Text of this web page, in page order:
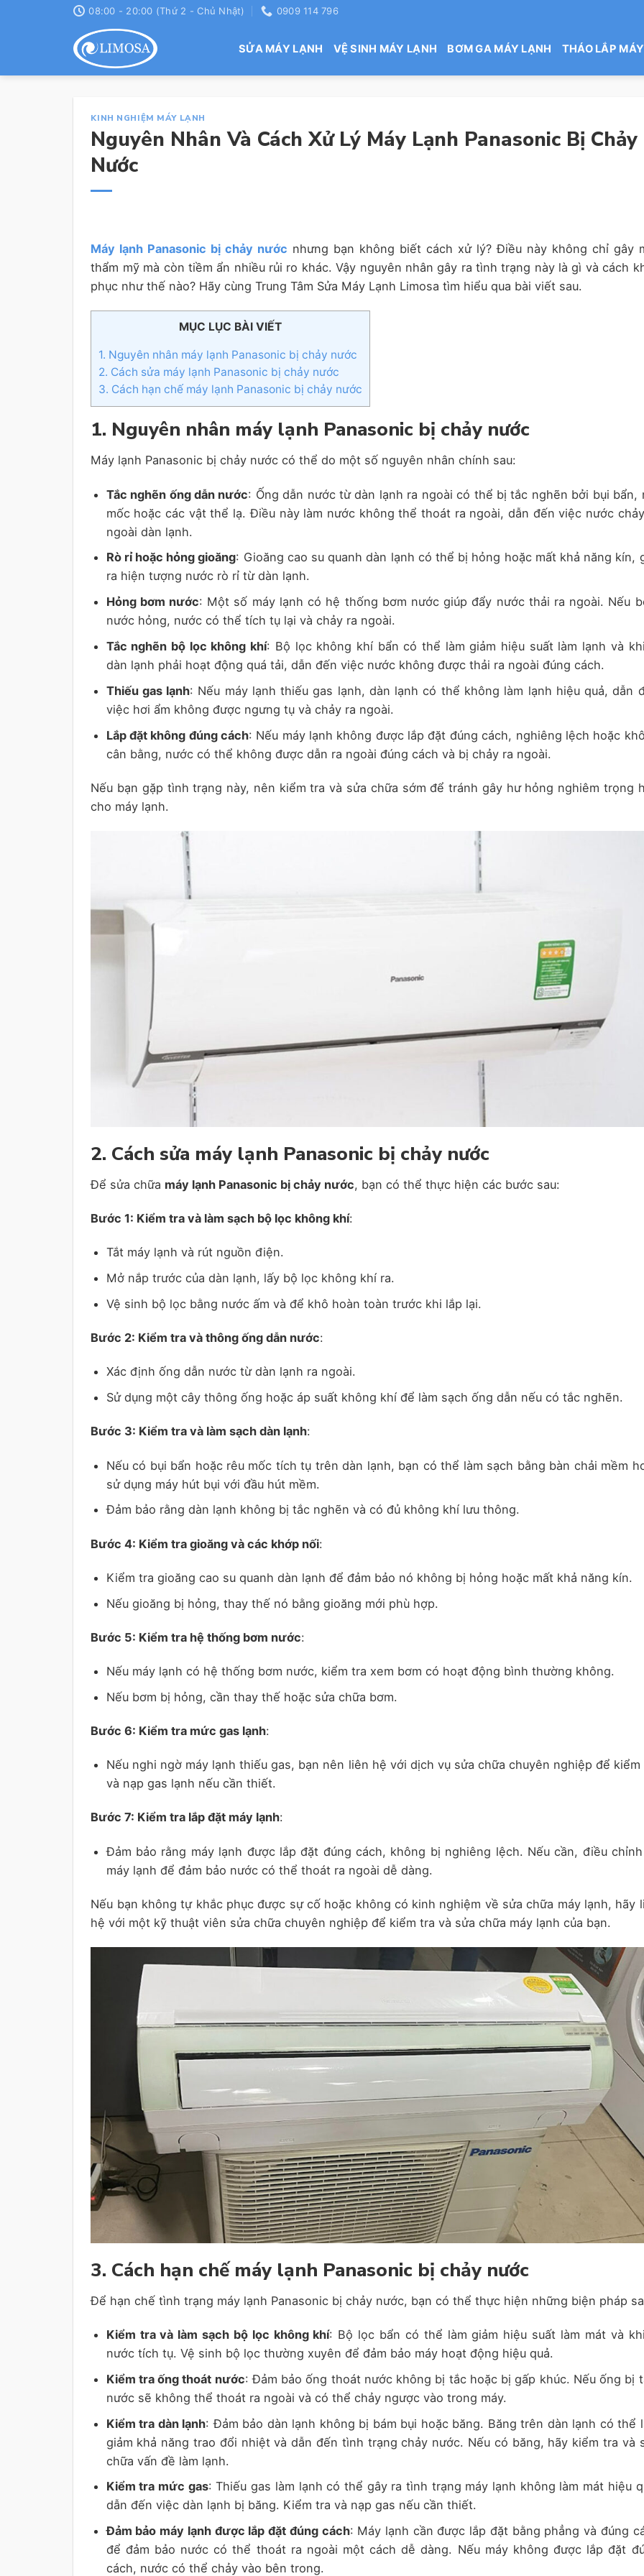
08:00 - 20:00 (Thứ 2 - Chủ Nhật) 0909 114 796
SỬA MÁY LẠNH VỆ SINH MÁY LẠNH BƠM GA MÁY LẠNH THÁO LẮP
KINH NGHIỆM MÁY LẠNH
Nguyên Nhân Và Cách Xử Lý Máy Lạnh Panasonic Bị Chảy
Nước
Máy lạnh Panasonic bị chảy nước nhưng bạn không biết cách xử lý? Điều này không chỉ gây
thẩm mỹ mà còn tiềm ẩn nhiều rủi ro khác. Vậy nguyên nhân gây ra tình trạng này là gì và cách
phục như thế nào? Hãy cùng Trung Tâm Sửa Máy Lạnh Limosa tìm hiểu qua bài viết sau.
MỤC LỤC BÀI VIẾT
1. Nguyên nhân máy lạnh Panasonic bị chảy nước
2. Cách sửa máy lạnh Panasonic bị chảy nước
3. Cách hạn chế máy lạnh Panasonic bị chảy nước
1. Nguyên nhân máy lạnh Panasonic bị chảy nước
Máy lạnh Panasonic bị chảy nước có thể do một số nguyên nhân chính sau:
Tắc nghẽn ống dẫn nước: Ống dẫn nước từ dàn lạnh ra ngoài có thể bị tắc nghẽn bởi bụi bẩn,
mốc hoặc các vật thể lạ. Điều này làm nước không thể thoát ra ngoài, dẫn đến việc nước
ngoài dàn lạnh.
Rò rỉ hoặc hỏng gioăng: Gioăng cao su quanh dàn lạnh có thể bị hỏng hoặc mất khả năng kín,
ra hiện tượng nước rò rỉ từ dàn lạnh.
Hỏng bơm nước: Một số máy lạnh có hệ thống bơm nước giúp đẩy nước thải ra ngoài. Nếu
nước hỏng, nước có thể tích tụ lại và chảy ra ngoài.
Tắc nghẽn bộ lọc không khí: Bộ lọc không khí bẩn có thể làm giảm hiệu suất làm lạnh và
dàn lạnh phải hoạt động quá tải, dẫn đến việc nước không được thải ra ngoài đúng cách.
Thiếu gas lạnh: Nếu máy lạnh thiếu gas lạnh, dàn lạnh có thể không làm lạnh hiệu quả, dẫn
việc hơi ẩm không được ngưng tụ và chảy ra ngoài.
Lắp đặt không đúng cách: Nếu máy lạnh không được lắp đặt đúng cách, nghiêng lệch hoặc
cân bằng, nước có thể không được dẫn ra ngoài đúng cách và bị chảy ra ngoài.
Nếu bạn gặp tình trạng này, nên kiểm tra và sửa chữa sớm để tránh gây hư hỏng nghiêm trọng
cho máy lạnh.
2. Cách sửa máy lạnh Panasonic bị chảy nước
Để sửa chữa máy lạnh Panasonic bị chảy nước, bạn có thể thực hiện các bước sau:
Bước 1: Kiểm tra và làm sạch bộ lọc không khí:
Tắt máy lạnh và rút nguồn điện.
Mở nắp trước của dàn lạnh, lấy bộ lọc không khí ra.
Vệ sinh bộ lọc bằng nước ấm và để khô hoàn toàn trước khi lắp lại.
Bước 2: Kiểm tra và thông ống dẫn nước:
Xác định ống dẫn nước từ dàn lạnh ra ngoài.
Sử dụng một cây thông ống hoặc áp suất không khí để làm sạch ống dẫn nếu có tắc nghẽn.
Bước 3: Kiểm tra và làm sạch dàn lạnh:
Nếu có bụi bẩn hoặc rêu mốc tích tụ trên dàn lạnh, bạn có thể làm sạch bằng bàn chải mềm
sử dụng máy hút bụi với đầu hút mềm.
Đảm bảo rằng dàn lạnh không bị tắc nghẽn và có đủ không khí lưu thông.
Bước 4: Kiểm tra gioăng và các khớp nối:
Kiểm tra gioăng cao su quanh dàn lạnh để đảm bảo nó không bị hỏng hoặc mất khả năng kín.
Nếu gioăng bị hỏng, thay thế nó bằng gioăng mới phù hợp.
Bước 5: Kiểm tra hệ thống bơm nước:
Nếu máy lạnh có hệ thống bơm nước, kiểm tra xem bơm có hoạt động bình thường không.
Nếu bơm bị hỏng, cần thay thế hoặc sửa chữa bơm.
Bước 6: Kiểm tra mức gas lạnh:
Nếu nghi ngờ máy lạnh thiếu gas, bạn nên liên hệ với dịch vụ sửa chữa chuyên nghiệp để kiểm
và nạp gas lạnh nếu cần thiết.
Bước 7: Kiểm tra lắp đặt máy lạnh:
Đảm bảo rằng máy lạnh được lắp đặt đúng cách, không bị nghiêng lệch. Nếu cần, điều
máy lạnh để đảm bảo nước có thể thoát ra ngoài dễ dàng.
Nếu bạn không tự khắc phục được sự cố hoặc không có kinh nghiệm về sửa chữa máy lạnh, hãy
hệ với một kỹ thuật viên sửa chữa chuyên nghiệp để kiểm tra và sửa chữa máy lạnh của bạn.
3. Cách hạn chế máy lạnh Panasonic bị chảy nước
Để hạn chế tình trạng máy lạnh Panasonic bị chảy nước, bạn có thể thực hiện những biện pháp
Kiểm tra và làm sạch bộ lọc không khí: Bộ lọc bẩn có thể làm giảm hiệu suất làm mát và
nước tích tụ. Vệ sinh bộ lọc thường xuyên để đảm bảo máy hoạt động hiệu quả.
Kiểm tra ống thoát nước: Đảm bảo ống thoát nước không bị tắc hoặc bị gấp khúc. Nếu ống bị
nước sẽ không thể thoát ra ngoài và có thể chảy ngược vào trong máy.
Kiểm tra dàn lạnh: Đảm bảo dàn lạnh không bị bám bụi hoặc băng. Băng trên dàn lạnh có thể
giảm khả năng trao đổi nhiệt và dẫn đến tình trạng chảy nước. Nếu có băng, hãy kiểm tra và
chữa vấn đề làm lạnh.
Kiểm tra mức gas: Thiếu gas làm lạnh có thể gây ra tình trạng máy lạnh không làm mát hiệu
dẫn đến việc dàn lạnh bị băng. Kiểm tra và nạp gas nếu cần thiết.
Đảm bảo máy lạnh được lắp đặt đúng cách: Máy lạnh cần được lắp đặt bằng phẳng và đúng
để đảm bảo nước có thể thoát ra ngoài một cách dễ dàng. Nếu máy không được lắp đặt
cách, nước có thể chảy vào bên trong.